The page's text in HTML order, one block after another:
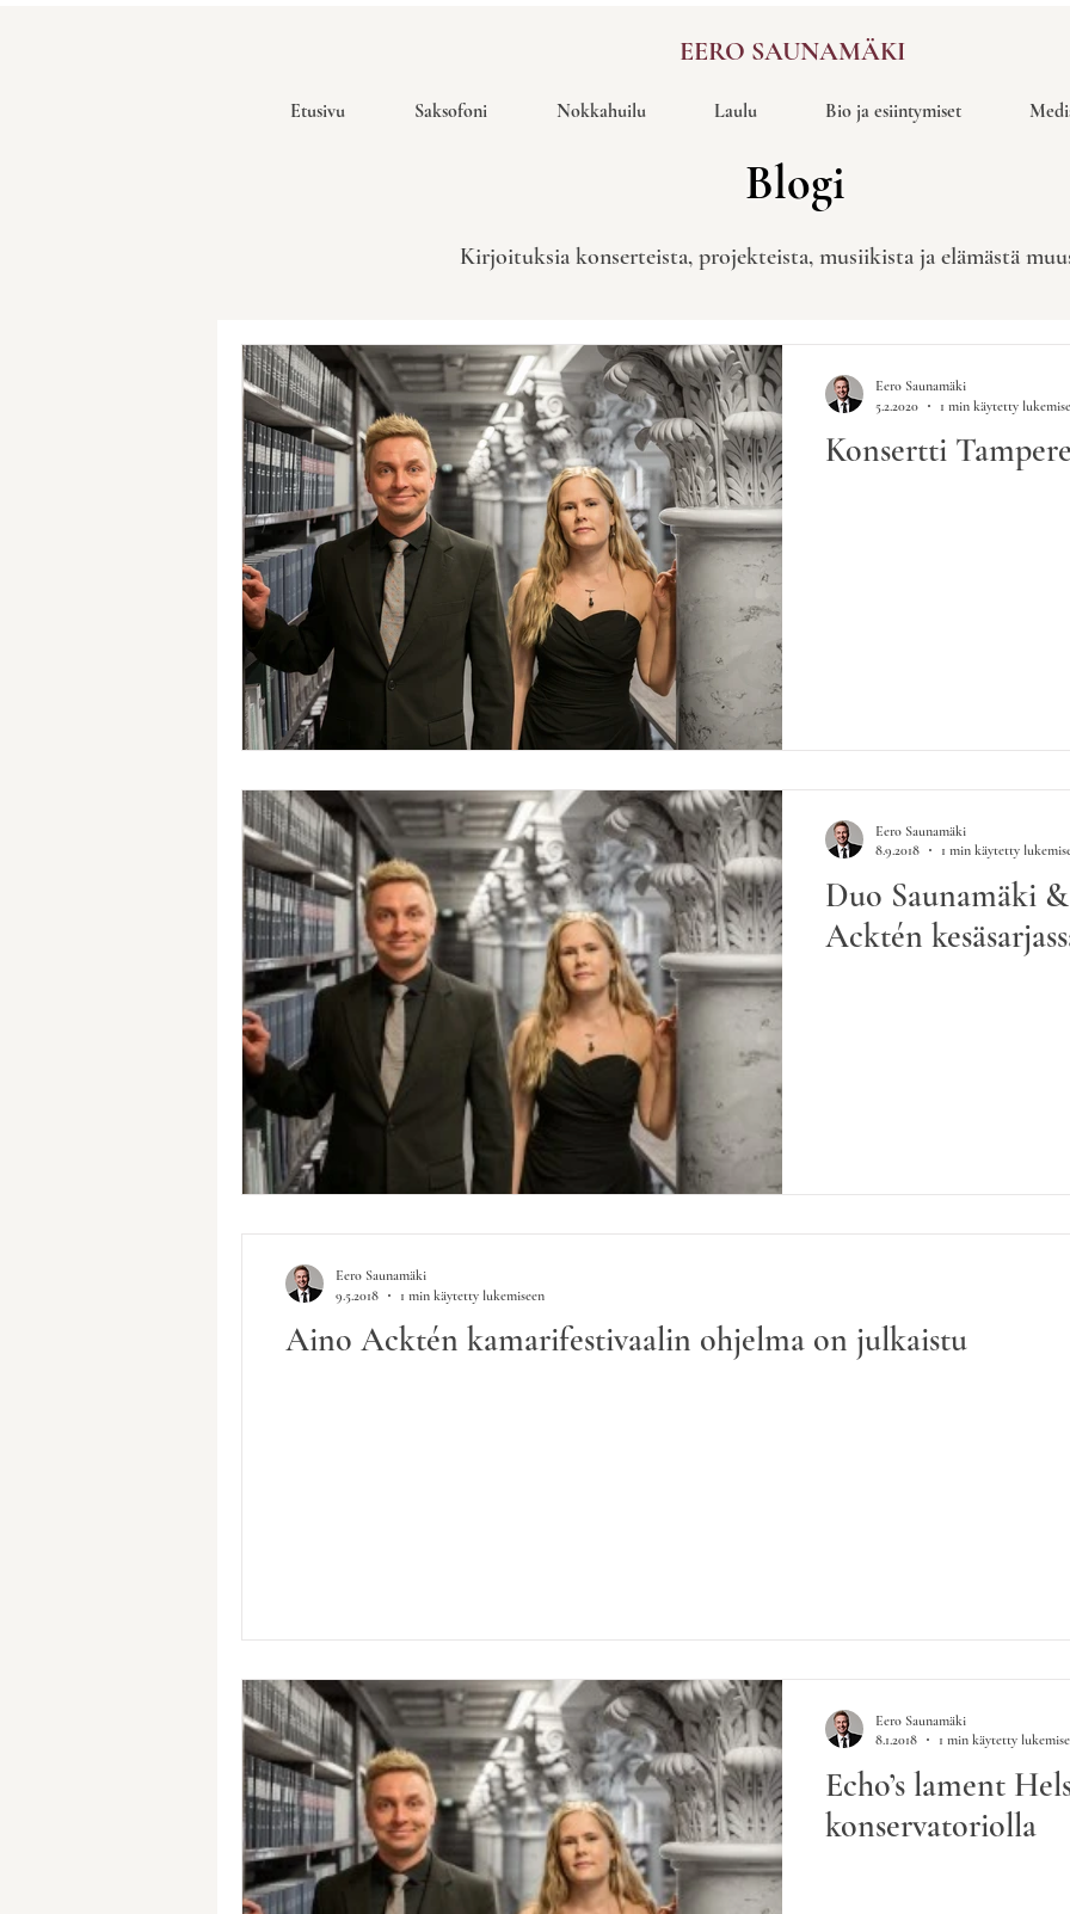
EERO SAUNAMÄKI
Etusivu Saksofoni Nokkahuilu Laulu Bio ja esiintymiset
Blogi
Kirjoituksia konserteista, projekteista, musiikista ja elämästä
Konsertti
Eero Saunamäki
5.2.2020
1 min käytetty
Duo Saunamäki
Acktén
Eero Saunamäki
8.9.2018
1 min käytetty
Aino Acktén kamarifestivaalin ohjelma on julkaistu
Eero Saunamäki
9.5.2018
1 min käytetty lukemiseen
Echo’s lament
konservatoriolla
Eero Saunamäki
8.1.2018
1 min käytetty